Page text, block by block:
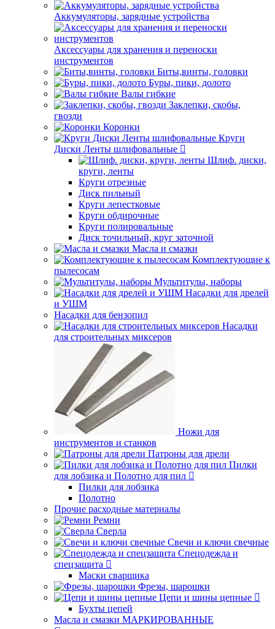
Аккумуляторы, зарядные устройства
Аксессуары для хранения и переноски
инструментов
Биты,винты, головки
Буры, пики, долото
Валы гибкие
Заклепки, скобы,
гвозди
Коронки
Круги
Диски Ленты шлифовальные
Шлиф. диски,
круги, ленты
Круги отрезные
Диск пильный
Круги лепестковые
Круги обдирочные
Круги полировальные
Диск точильный, круг заточной
Масла и смазки
Комплектующие к
пылесосам
Мультитулы, наборы
Насадки для дрелей
и УШМ
Насадки для бензопил
Насадки
для строительных миксеров
Ножи для
инструментов и станков
Патроны для дрели
Пилки
для лобзика и Полотно для пил
Пилки для лобзика
Полотно
Прочие расходные материалы
Ремни
Сверла
Свечи и ключи свечные
Спецодежда и
спецзащита
Маски сварщика
Фрезы, шарошки
Цепи и шины цепные
Бухты цепей
Масла и смазки МАРКИРОВАННЫЕ